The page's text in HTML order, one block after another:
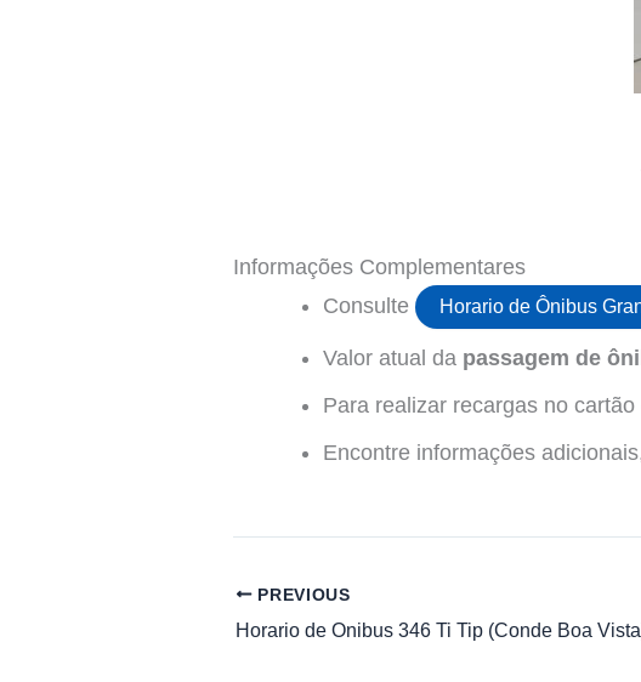
Informações Complementares
Consulte
Horario de Ônibus
Valor atual da passagem de
Para realizar recargas no
Encontre informações
PREVIOUS
Horario de Onibus 346 Ti Tip (Conde Boa